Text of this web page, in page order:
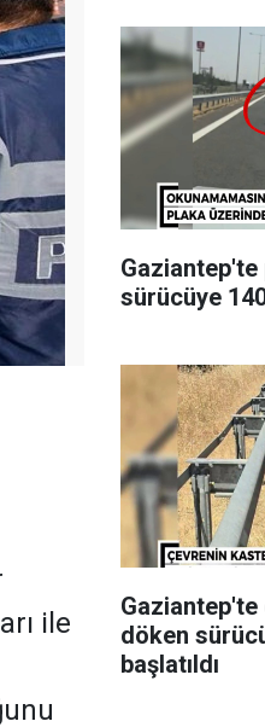
ile
Gaziantep'te
sürücüye
Gaziantep'te
döken
başlatıldı